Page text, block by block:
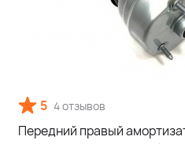
5 4 отзывов
Передний правый